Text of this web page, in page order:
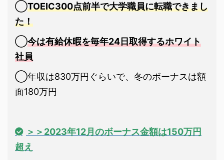
◯TOEIC300点前半で大学職員に転職できまし
た！
◯今は有給休暇を毎年24日取得するホワイト
社員
◯年収は830万円ぐらいで、冬のボーナスは額
面180万円
＞＞2023年12月のボーナス金額は150万円
超え